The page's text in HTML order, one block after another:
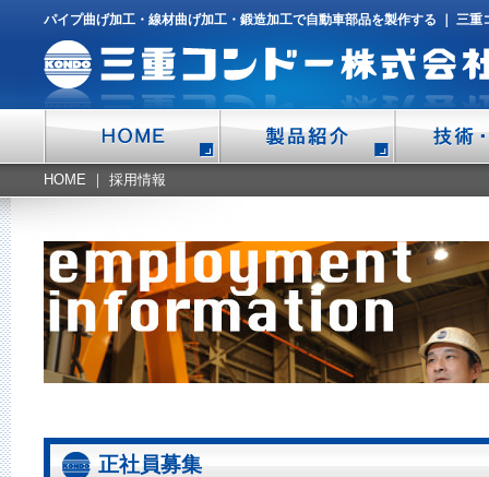
パイプ曲げ加工・線材曲げ加工・鍛造加工で自動車部品を製作する ｜ 三重
HOME ｜ 採用情報
正社員募集